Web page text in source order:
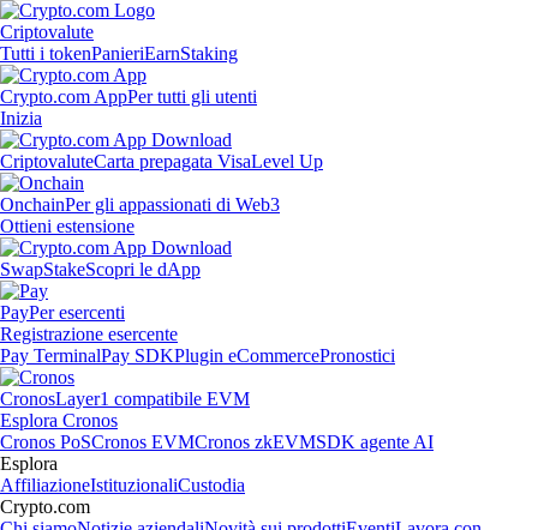
Criptovalute
Tutti i tokenPanieriEarnStaking
Crypto.com AppPer tutti gli utenti
Inizia
CriptovaluteCarta prepagata VisaLevel Up
OnchainPer gli appassionati di Web3
Ottieni estensione
SwapStakeScopri le dApp
PayPer esercenti
Registrazione esercente
Pay TerminalPay SDKPlugin eCommercePronostici
CronosLayer1 compatibile EVM
Esplora Cronos
Cronos PoSCronos EVMCronos zkEVMSDK agente AI
Esplora
AffiliazioneIstituzionaliCustodia
Crypto.com